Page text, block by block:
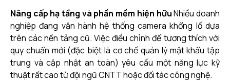
Nâng cấp hạ tầng và phần mềm hiện hữuNhiều doanh
nghiệp đang vận hành hệ thống camera khổng lồ dựa
trên các nền tảng cũ. Việc điều chỉnh để tương thích với
quy chuẩn mới (đặc biệt là cơ chế quản lý mật khẩu tập
trung và cập nhật an toàn) yêu cầu một năng lực kỹ
thuật rất cao từ đội ngũ CNTT hoặc đối tác công nghệ.